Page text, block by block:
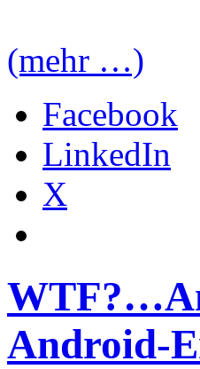
(mehr …)
Facebook
LinkedIn
X
Android-